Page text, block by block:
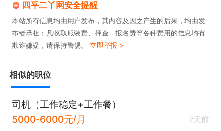
四平二丫网安全提醒
本站所有信息均由用户发布，其内容及因之产生的后果，均由发
布者承担；凡收取服装费、押金、报名费等各种费用的信息均有
欺诈嫌疑，请保持警惕。 立即举报 >
相似的职位
司机（工作稳定+工作餐）
5000-6000元/月
2天前